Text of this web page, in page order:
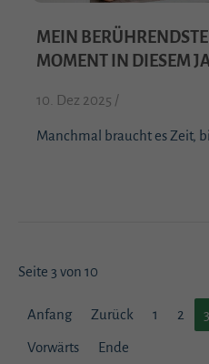
MEIN
MOMENT IN DIESEM
10. Dez 2025 /
Manchmal braucht es Zeit,
Seite 3 von 10
Anfang Zurück 1 2 3
Vorwärts Ende